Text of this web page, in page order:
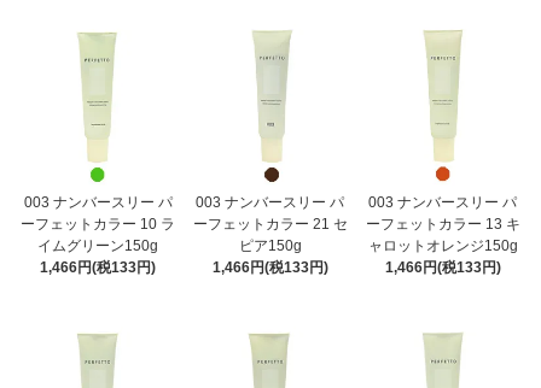
003 ナンバースリー パ
ーフェットカラー 10 ラ
イムグリーン150g
1,466円(税133円)
003 ナンバースリー パ
ーフェットカラー 21 セ
ピア150g
1,466円(税133円)
003 ナンバースリー パ
ーフェットカラー 13 キ
ャロットオレンジ150g
1,466円(税133円)